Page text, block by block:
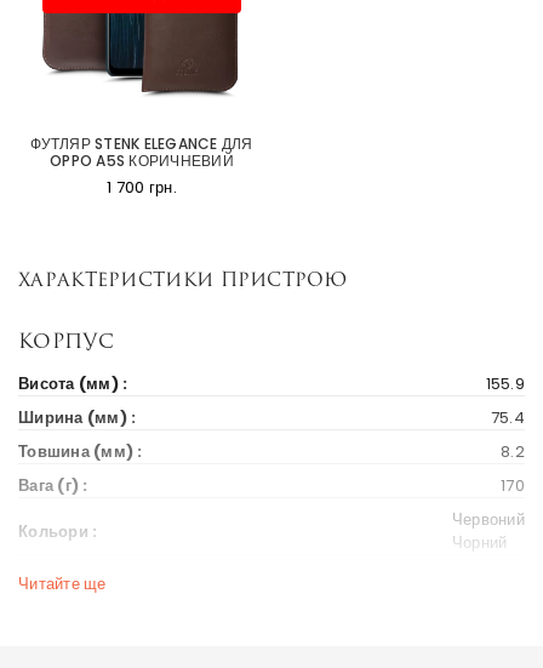
ФУТЛЯР STENK ELEGANCE ДЛЯ
OPPO A5S КОРИЧНЕВИЙ
1 700 грн.
Характеристики пристрою
Корпус
Висота (мм) :
155.9
Ширина (мм) :
75.4
Товшина (мм) :
8.2
Вага (г) :
170
Кольори :
Червоний
Чорний
Дисплей
Читайте ще